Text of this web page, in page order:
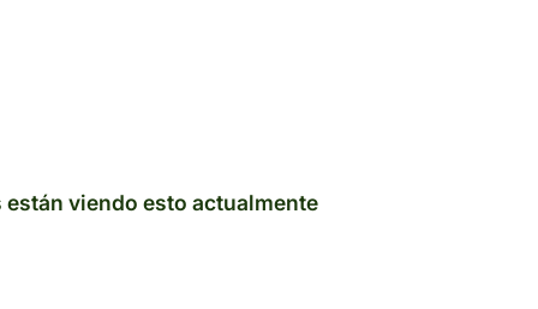
están viendo esto actualmente